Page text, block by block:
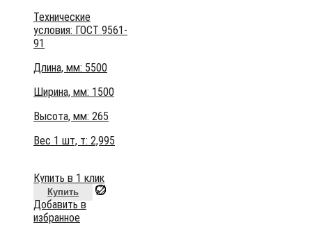
Технические
условия: ГОСТ 9561-
91
Длина, мм: 5500
Ширина, мм: 1500
Высота, мм: 265
Вес 1 шт, т: 2,995
Купить в 1 клик
Купить
Добавить в
избранное